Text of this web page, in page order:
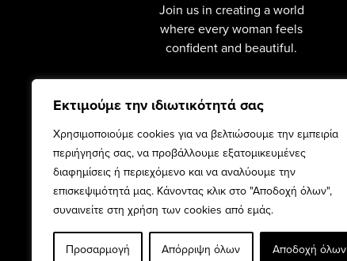
Εκτιμούμε την ιδιωτικότητά σας
Χρησιμοποιούμε cookies για να βελτιώσουμε την εμπειρία
περιήγησής σας, να προβάλλουμε εξατομικευμένες
διαφημίσεις ή περιεχόμενο και να αναλύουμε την
επισκεψιμότητά μας. Κάνοντας κλικ στο "Αποδοχή όλων",
συναινείτε στη χρήση των cookies από εμάς.
Προσαρμογή Απόρριψη όλων Αποδοχή όλων
Join us in creating a world
where every woman feels
confident and beautiful.
INFO
ABOUT US CONTACT